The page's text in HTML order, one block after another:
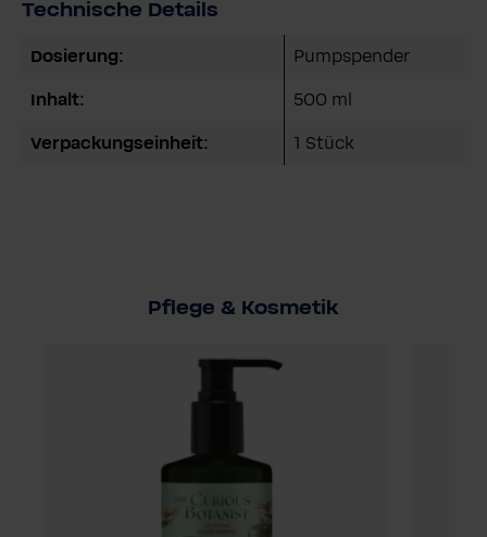
Technische Details
Dosierung: Pumpspender
Inhalt: 500 ml
Verpackungseinheit: 1 Stück
Pflege & Kosmetik